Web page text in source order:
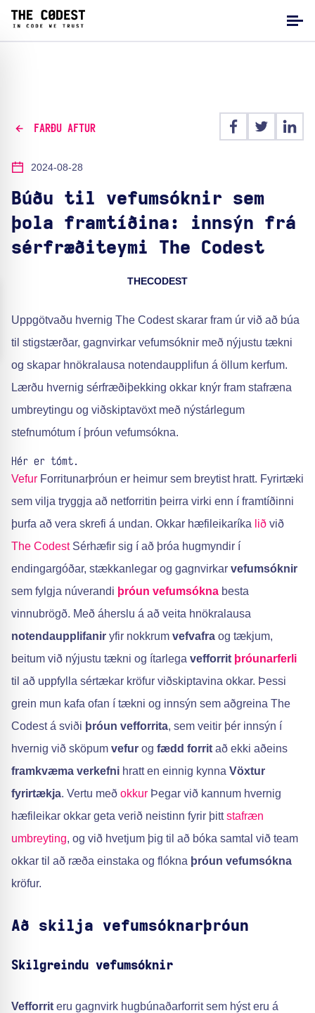
FARÐU AFTUR
2024-08-28
Búðu til vefumsóknir sem
þola framtíðina: innsýn frá
sérfræðiteymi The Codest
THECODEST
Uppgötvaðu hvernig The Codest skarar fram úr við að búa
til stigstærðar, gagnvirkar vefumsóknir með nýjustu tækni
og skapar hnökralausa notendaupplifun á öllum kerfum.
Lærðu hvernig sérfræðiþekking okkar knýr fram stafræna
umbreytingu og viðskiptavöxt með nýstárlegum
stefnumótum í þróun vefumsókna.
Hér er tómt.
Vefur Forritunarþróun er heimur sem breytist hratt. Fyrirtæki
sem vilja tryggja að netforritin þeirra virki enn í framtíðinni
þurfa að vera skrefi á undan. Okkar hæfileikaríka lið við
The CodestSérhæfir sig í að þróa hugmyndir í
endingargóðar, stækkanlegar og gagnvirkar vefumsóknir
sem fylgja núverandi þróun vefumsókna besta
vinnubrögð. Með áherslu á að veita hnökralausa
notendaupplifanir yfir nokkrum vefvafra og tækjum,
beitum við nýjustu tækni og ítarlega vefforrit þróunarferli
til að uppfylla sértækar kröfur viðskiptavina okkar. Þessi
grein mun kafa ofan í tækni og innsýn sem aðgreina The
Codest á sviði þróun vefforrita, sem veitir þér innsýn í
hvernig við sköpum vefur og fædd forrit að ekki aðeins
framkvæma verkefni hratt en einnig kynna Vöxtur
fyrirtækja. Vertu með okkur Þegar við kannum hvernig
hæfileikar okkar geta verið neistinn fyrir þittstafræn
umbreyting, og við hvetjum þig til að bóka samtal við team
okkar til að ræða einstaka og flókna þróun vefumsókna
kröfur.
Að skilja vefumsóknarþróun
Skilgreindu vefumsóknir
Vefforrit eru gagnvirk hugbúnaðarforrit sem hýst eru á